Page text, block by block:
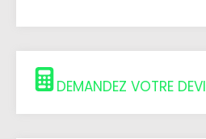
DEMANDEZ VOTRE